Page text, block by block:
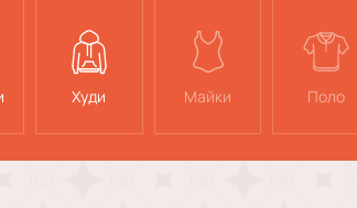
Худи Майки Поло